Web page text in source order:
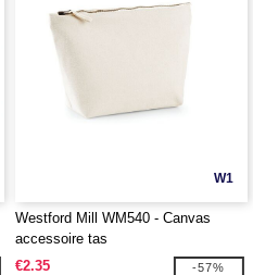
W1
Westford Mill WM540 - Canvas
accessoire tas
€2.35
-57%